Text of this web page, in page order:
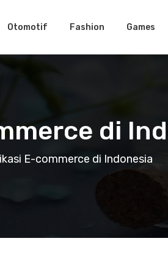
Otomotif Fashion Games
di
E-commerce di Indonesia